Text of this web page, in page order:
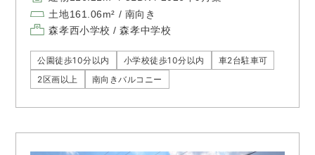
土地161.06m² / 南向き
森孝西小学校 / 森孝中学校
公園徒歩10分以内 小学校徒歩10分以内
車2台駐車可
2区画以上
南向きバルコニー